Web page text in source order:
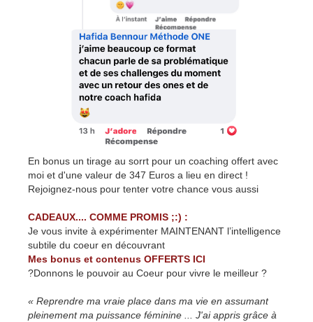
En bonus un tirage au sorrt pour un coaching offert avec
moi et d'une valeur de 347 Euros a lieu en direct !
Rejoignez-nous pour tenter votre chance vous aussi
CADEAUX.... COMME PROMIS ;:) :
Je vous invite à expérimenter MAINTENANT l’intelligence
subtile du coeur en découvrant
Mes bonus et contenus OFFERTS ICI
?Donnons le pouvoir au Coeur pour vivre le meilleur ?
« Reprendre ma vraie place dans ma vie en assumant
pleinement ma puissance féminine ... J'ai appris grâce à